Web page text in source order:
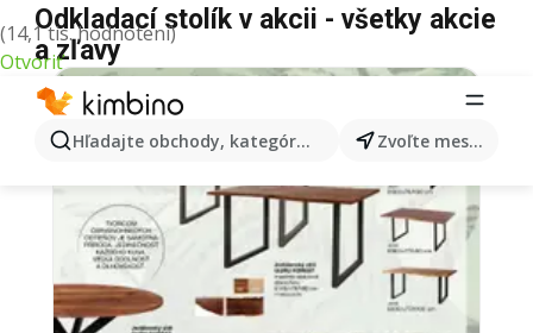
(14,1 tis. hodnotení)
Otvoriť
Hľadajte obchody, kategórie, produkty... Zvoľte mesto
Odkladací stolík v akcii - všetky akcie
a zľavy